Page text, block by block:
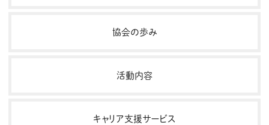
協会の歩み
活動内容
キャリア支援サービス